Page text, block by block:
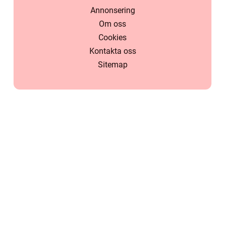
Annonsering
Om oss
Cookies
Kontakta oss
Sitemap